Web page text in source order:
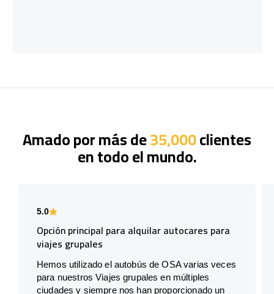
Amado por más de35,000clientes
en todo el mundo.
5.0
Opción principal para alquilar autocares para
viajes grupales
Hemos utilizado el autobús de OSA varias veces
para nuestros Viajes grupales en múltiples
ciudades y siempre nos han proporcionado un